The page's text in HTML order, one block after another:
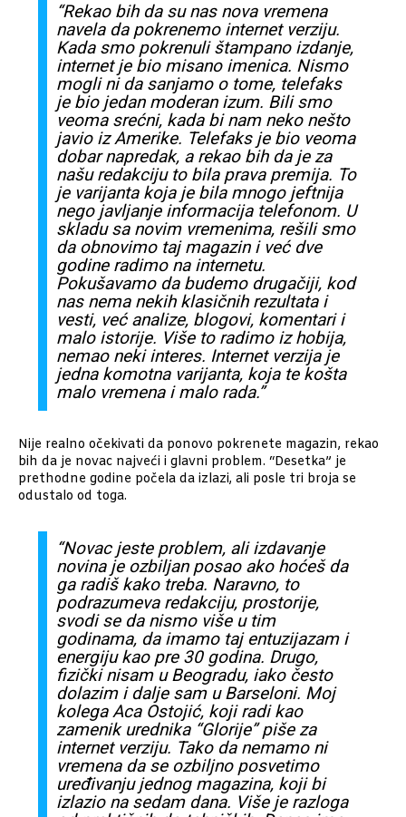
“Rekao bih da su nas nova vremena
navela da pokrenemo internet verziju.
Kada smo pokrenuli štampano izdanje,
internet je bio misano imenica. Nismo
mogli ni da sanjamo o tome, telefaks
je bio jedan moderan izum. Bili smo
veoma srećni, kada bi nam neko nešto
javio iz Amerike. Telefaks je bio veoma
dobar napredak, a rekao bih da je za
našu redakciju to bila prava premija. To
je varijanta koja je bila mnogo jeftnija
nego javljanje informacija telefonom. U
skladu sa novim vremenima, rešili smo
da obnovimo taj magazin i već dve
godine radimo na internetu.
Pokušavamo da budemo drugačiji, kod
nas nema nekih klasičnih rezultata i
vesti, već analize, blogovi, komentari i
malo istorije. Više to radimo iz hobija,
nemao neki interes. Internet verzija je
jedna komotna varijanta, koja te košta
malo vremena i malo rada.”
Nije realno očekivati da ponovo pokrenete magazin, rekao
bih da je novac najveći i glavni problem. “Desetka” je
prethodne godine počela da izlazi, ali posle tri broja se
odustalo od toga.
“Novac jeste problem, ali izdavanje
novina je ozbiljan posao ako hoćeš da
ga radiš kako treba. Naravno, to
podrazumeva redakciju, prostorije,
svodi se da nismo više u tim
godinama, da imamo taj entuzijazam i
energiju kao pre 30 godina. Drugo,
fizički nisam u Beogradu, iako često
dolazim i dalje sam u Barseloni. Moj
kolega Aca Ostojić, koji radi kao
zamenik urednika “Glorije” piše za
internet verziju. Tako da nemamo ni
vremena da se ozbiljno posvetimo
uređivanju jednog magazina, koji bi
izlazio na sedam dana. Više je razloga